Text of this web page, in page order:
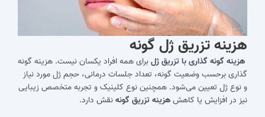
هزینه تزریق ژل گونه
هزینه گونه گذاری با تزریق ژلبرای همه افراد یکسان نیست. هزینه گونه
گذاری برحسب وضعیت گونه، تعداد جلسات درمانی، حجم ژل مورد نیاز
و نوع ژل تعیین می‌شود. همچنین نوع کلینیک و تجربه متخصص زیبایی
نیز در افزایش یا کاهشهزینه تزریق گونهنقش دارد.